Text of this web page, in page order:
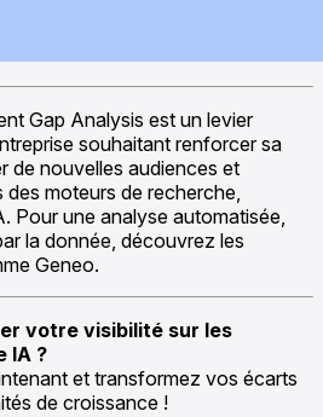
Gap Analysis est un levier
souhaitant renforcer sa
de nouvelles audiences et
des moteurs de recherche,
Pour une analyse automatisée,
la donnée, découvrez les
Geneo.
votre visibilité sur les
IA ?
et transformez vos écarts
de croissance !